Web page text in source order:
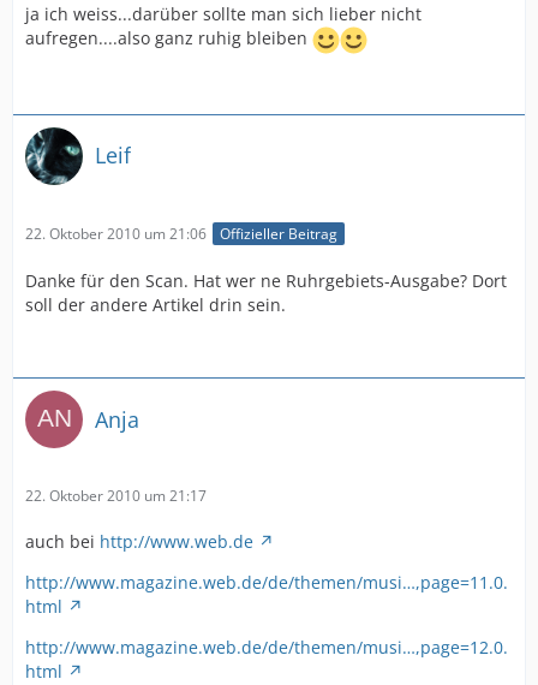
ja ich weiss...darüber sollte man sich lieber nicht
aufregen....also ganz ruhig bleiben
Leif
22. Oktober 2010 um 21:06 Offizieller Beitrag
Danke für den Scan. Hat wer ne Ruhrgebiets-Ausgabe? Dort
soll der andere Artikel drin sein.
Anja
22. Oktober 2010 um 21:17
auch bei http://www.web.de
http://www.magazine.web.de/de/themen/musi…,page=11.0.
html
http://www.magazine.web.de/de/themen/musi…,page=12.0.
html